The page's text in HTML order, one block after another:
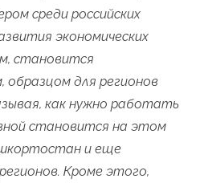
среди российских
экономических
становится
образцом для регионов
как нужно работать
становится на этом
и еще
Кроме этого,